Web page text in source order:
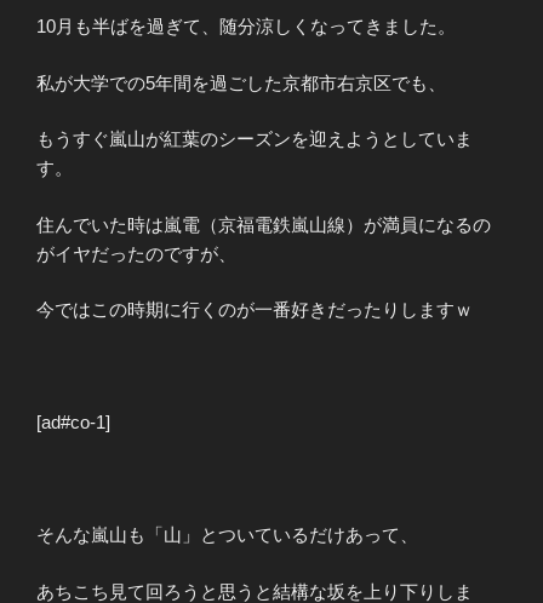
10月も半ばを過ぎて、随分涼しくなってきました。
私が大学での5年間を過ごした京都市右京区でも、
もうすぐ嵐山が紅葉のシーズンを迎えようとしていま
す。
住んでいた時は嵐電（京福電鉄嵐山線）が満員になるの
がイヤだったのですが、
今ではこの時期に行くのが一番好きだったりしますｗ
[ad#co-1]
そんな嵐山も「山」とついているだけあって、
あちこち見て回ろうと思うと結構な坂を上り下りしま